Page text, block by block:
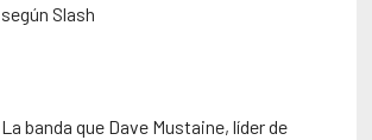
según Slash
La banda que Dave Mustaine, líder de